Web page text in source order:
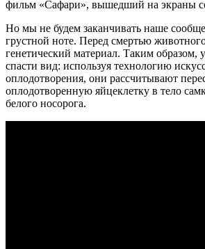
фильм «Сафари», вышедший на экраны
Но мы не будем заканчивать наше
грустной ноте. Перед смертью
генетический материал. Таким образом,
спасти вид: используя технологию
оплодотворения, они рассчитывают
оплодотворенную яйцеклетку в тело
белого носорога.